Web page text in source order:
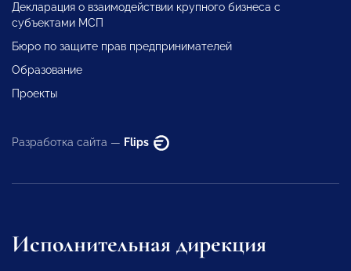
Декларация о взаимодействии крупного бизнеса с
субъектами МСП
Бюро по защите прав предпринимателей
Образование
Проекты
Разработка сайта — Flips
Исполнительная дирекция